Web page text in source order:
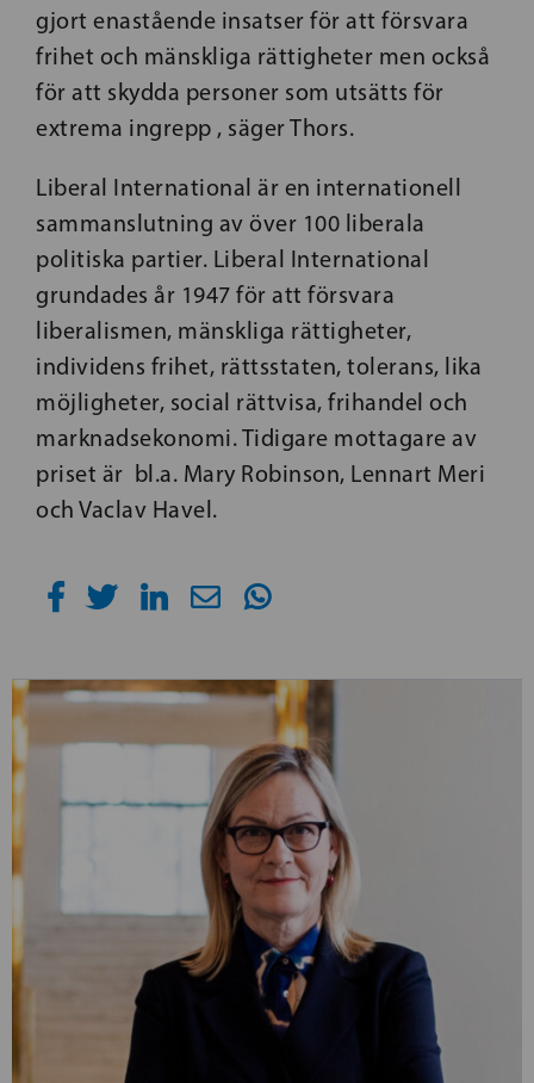
gjort enastående insatser för att försvara
frihet och mänskliga rättigheter men också
för att skydda personer som utsätts för
extrema ingrepp , säger Thors.
Liberal International är en internationell
sammanslutning av över 100 liberala
politiska partier. Liberal International
grundades år 1947 för att försvara
liberalismen, mänskliga rättigheter,
individens frihet, rättsstaten, tolerans, lika
möjligheter, social rättvisa, frihandel och
marknadsekonomi. Tidigare mottagare av
priset är bl.a. Mary Robinson, Lennart Meri
och Vaclav Havel.